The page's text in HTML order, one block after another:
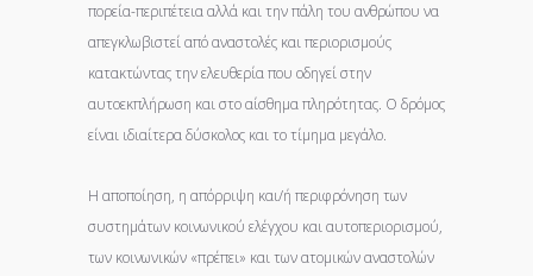
πορεία-περιπέτεια αλλά και την πάλη του ανθρώπου να
απεγκλωβιστεί από αναστολές και περιορισμούς
κατακτώντας την ελευθερία που οδηγεί στην
αυτοεκπλήρωση και στο αίσθημα πληρότητας. Ο δρόμος
είναι ιδιαίτερα δύσκολος και το τίμημα μεγάλο.
Η αποποίηση, η απόρριψη και/ή περιφρόνηση των
συστημάτων κοινωνικού ελέγχου και αυτοπεριορισμού,
των κοινωνικών «πρέπει» και των ατομικών αναστολών